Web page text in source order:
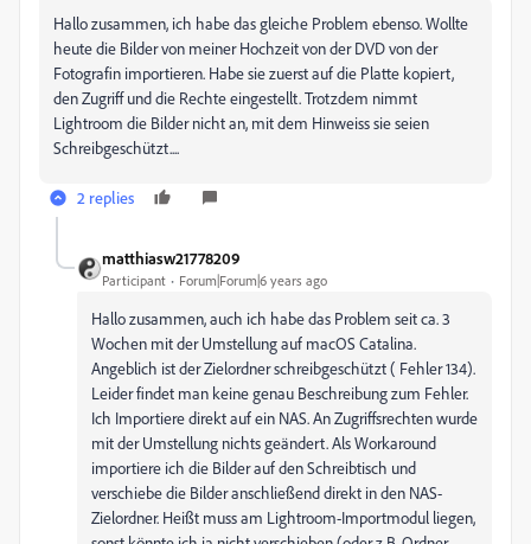
Hallo zusammen, ich habe das gleiche Problem ebenso. Wollte
heute die Bilder von meiner Hochzeit von der DVD von der
Fotografin importieren. Habe sie zuerst auf die Platte kopiert,
den Zugriff und die Rechte eingestellt. Trotzdem nimmt
Lightroom die Bilder nicht an, mit dem Hinweiss sie seien
Schreibgeschützt....
2 replies
matthiasw21778209
Participant Forum|Forum|6 years ago
Hallo zusammen, auch ich habe das Problem seit ca. 3
Wochen mit der Umstellung auf macOS Catalina.
Angeblich ist der Zielordner schreibgeschützt ( Fehler 134).
Leider findet man keine genau Beschreibung zum Fehler.
Ich Importiere direkt auf ein NAS. An Zugriffsrechten wurde
mit der Umstellung nichts geändert. Als Workaround
importiere ich die Bilder auf den Schreibtisch und
verschiebe die Bilder anschließend direkt in den NAS-
Zielordner. Heißt muss am Lightroom-Importmodul liegen,